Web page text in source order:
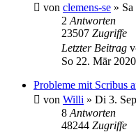
von clemens-se »
2 Antworten
23507 Zugriffe
Letzter Beitrag
So 22. Mär
Probleme mit Scribus
von Willi » Di 3.
8 Antworten
48244 Zugriffe